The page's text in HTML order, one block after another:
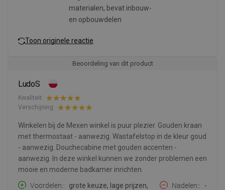
materialen, bevat inbouw-
en opbouwdelen
Toon originele reactie
Beoordeling van dit product
LudoS
Kwaliteit:
Verschijning:
Winkelen bij de Mexen winkel is puur plezier. Gouden kraan
met thermostaat - aanwezig. Wastafelstop in de kleur goud
- aanwezig. Douchecabine met gouden accenten -
aanwezig. In deze winkel kunnen we zonder problemen een
mooie en moderne badkamer inrichten.
Voordelen:
grote keuze, lage prijzen,
Nadelen: -